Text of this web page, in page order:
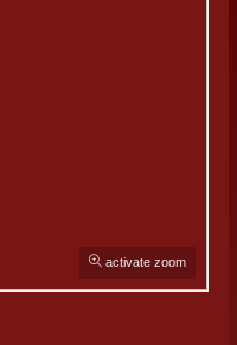
activate zoom